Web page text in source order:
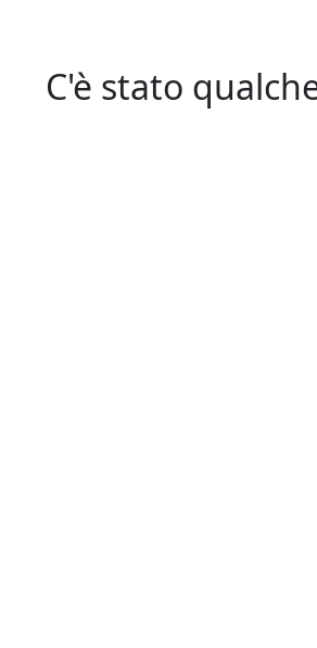
C'è stato